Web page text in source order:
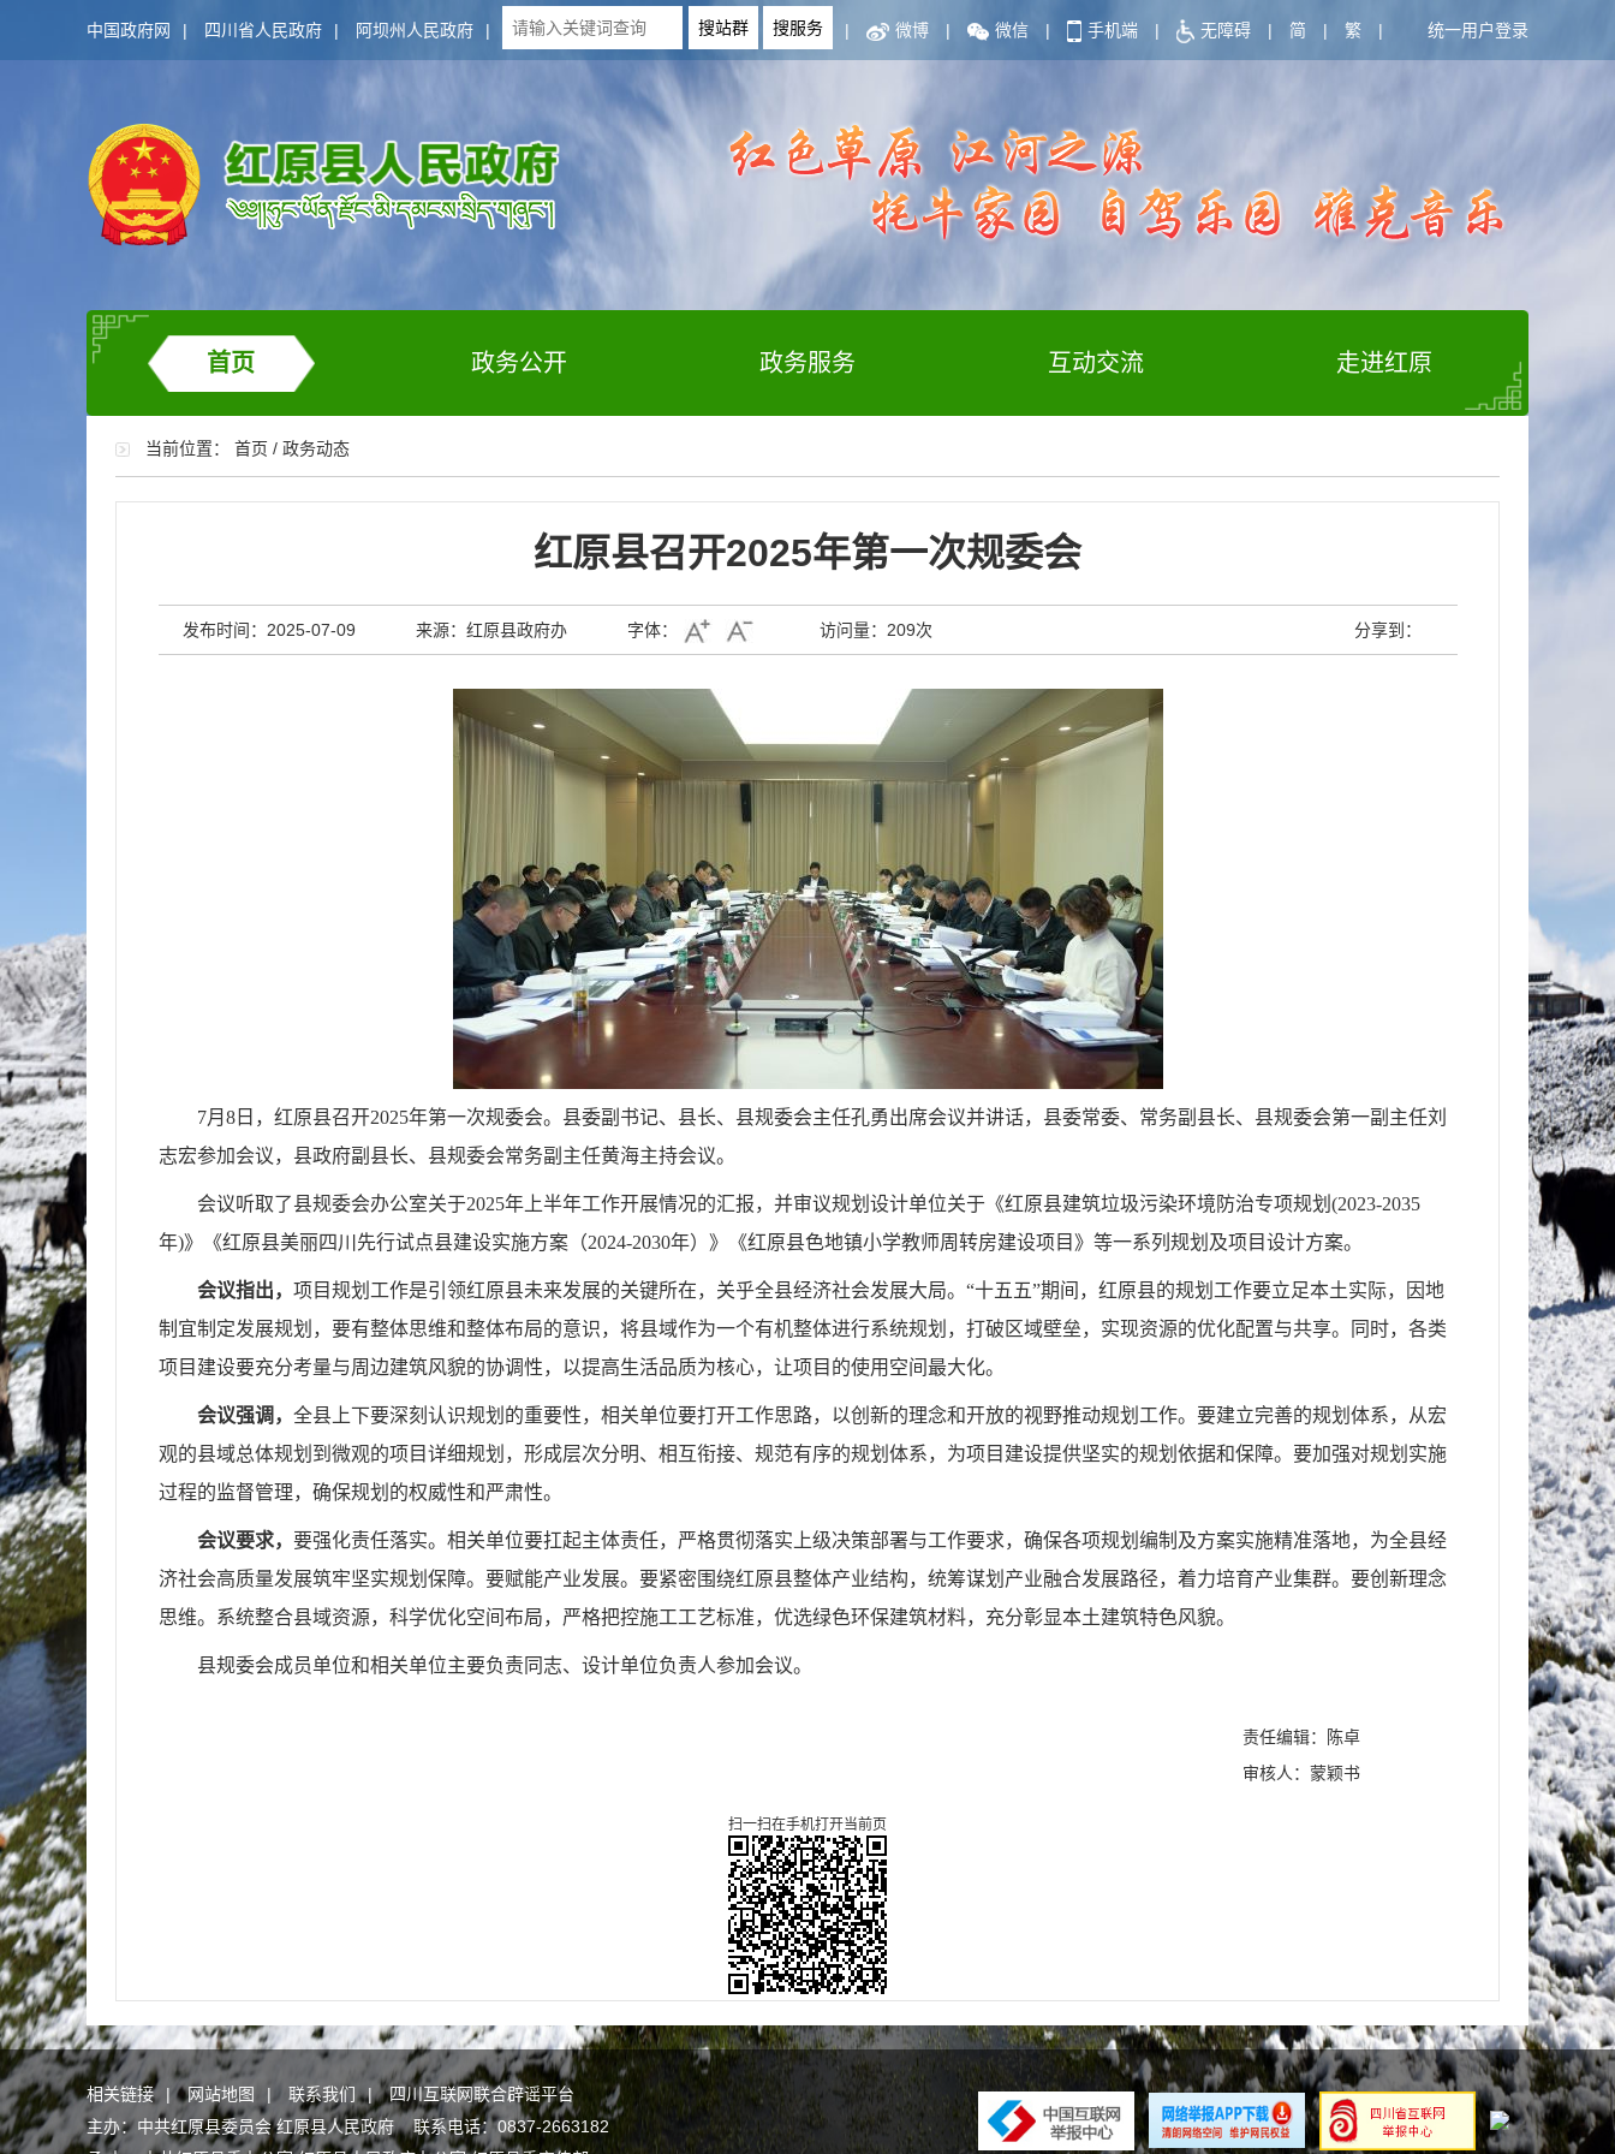
中国政府网 | 四川省人民政府 | 阿坝州人民政府 | | 微博 | 微信 | 手机端 | 无障碍 | 简 | 繁 | 统一用户登录
首页 政务公开 政务服务 互动交流 走进红原
当前位置： 首页 / 政务动态
红原县召开2025年第一次规委会
发布时间：2025-07-09 来源：红原县政府办 字体： 访问量： 209次 分享到：
7月8日，红原县召开2025年第一次规委会。县委副书记、县长、县规委会主任孔勇出席会议并讲话，县委常委、常务副县长、县规委会第一副主任刘
志宏参加会议，县政府副县长、县规委会常务副主任黄海主持会议。
会议听取了县规委会办公室关于2025年上半年工作开展情况的汇报，并审议规划设计单位关于《红原县建筑垃圾污染环境防治专项规划(2023-2035
年)》《红原县美丽四川先行试点县建设实施方案（2024-2030年）》《红原县色地镇小学教师周转房建设项目》等一系列规划及项目设计方案。
会议指出， 项目规划工作是引领红原县未来发展的关键所在，关乎全县经济社会发展大局。“十五五”期间，红原县的规划工作要立足本土实际，因地
制宜制定发展规划，要有整体思维和整体布局的意识，将县域作为一个有机整体进行系统规划，打破区域壁垒，实现资源的优化配置与共享。同时，各类
项目建设要充分考量与周边建筑风貌的协调性，以提高生活品质为核心，让项目的使用空间最大化。
会议强调， 全县上下要深刻认识规划的重要性，相关单位要打开工作思路，以创新的理念和开放的视野推动规划工作。要建立完善的规划体系，从宏
观的县域总体规划到微观的项目详细规划，形成层次分明、相互衔接、规范有序的规划体系，为项目建设提供坚实的规划依据和保障。要加强对规划实施
过程的监督管理，确保规划的权威性和严肃性。
会议要求， 要强化责任落实。相关单位要扛起主体责任，严格贯彻落实上级决策部署与工作要求，确保各项规划编制及方案实施精准落地，为全县经
济社会高质量发展筑牢坚实规划保障。要赋能产业发展。要紧密围绕红原县整体产业结构，统筹谋划产业融合发展路径，着力培育产业集群。要创新理念
思维。系统整合县域资源，科学优化空间布局，严格把控施工工艺标准，优选绿色环保建筑材料，充分彰显本土建筑特色风貌。
县规委会成员单位和相关单位主要负责同志、设计单位负责人参加会议。
责任编辑：陈卓
审核人：蒙颖书
扫一扫在手机打开当前页
相关链接 | 网站地图 | 联系我们 |
四川互联网联合辟谣平台
主办：中共红原县委员会 红原县人民政府 联系电话：0837-2663182